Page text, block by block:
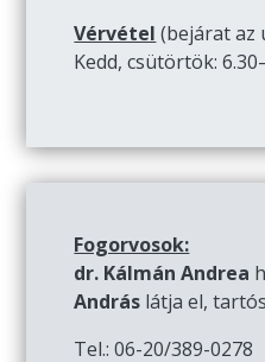
Vérvétel (bejárat az
Kedd, csütörtök:
Fogorvosok:
dr. Kálmán Andrea
András látja el,
Tel.: 06-20/389-0278